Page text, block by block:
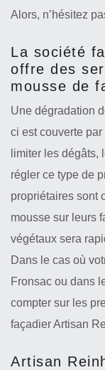
Alors, n’hésitez
La société
offre des
mousse de
Une dégradation
ci est couverte
limiter les dégâts,
régler ce type de
propriétaires sont
mousse sur leurs
végétaux sera
Dans le cas où
Fronsac ou dans
compter sur les
façadier Artisan
Artisan